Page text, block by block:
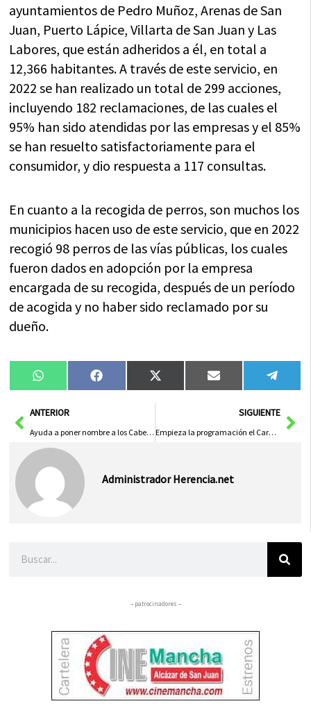
ayuntamientos de Pedro Muñoz, Arenas de San
Juan, Puerto Lápice, Villarta de San Juan y Las
Labores, que están adheridos a él, en total a
12,366 habitantes. A través de este servicio, en
2022 se han realizado un total de 299 acciones,
incluyendo 182 reclamaciones, de las cuales el
95% han sido atendidas por las empresas y el 85%
se han resuelto satisfactoriamente para el
consumidor, y dio respuesta a 117 consultas.
En cuanto a la recogida de perros, son muchos los
municipios hacen uso de este servicio, que en 2022
recogió 98 perros de las vías públicas, los cuales
fueron dados en adopción por la empresa
encargada de su recogida, después de un período
de acogida y no haber sido reclamado por su
dueño.
Compartir
en
WhatsAppCompartir
en
FacebookCompartir
en
X
(Twitter)
Compartir
en
Email
en
AntANTERIOR
Ayuda a poner nombre a los Cabezudos del Carnaval de Herencia
SIGUIENTE
Empieza la programación el Carnaval con el Viernes de los Prisillas 2023
Administrador Herencia.net
– patrocinadores –